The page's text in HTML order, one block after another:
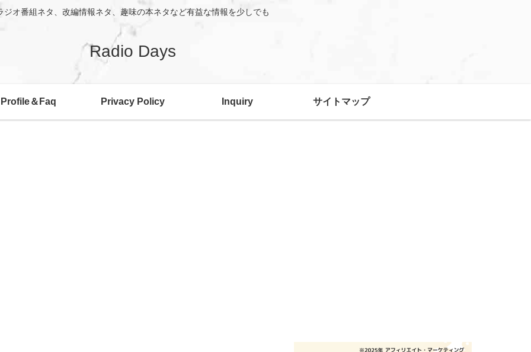
ジオ番組ネタ、改編情報ネタ、趣味の本ネタなど有益な情報を少しでも
Radio Days
Profile＆Faq Privacy Policy Inquiry サイトマップ